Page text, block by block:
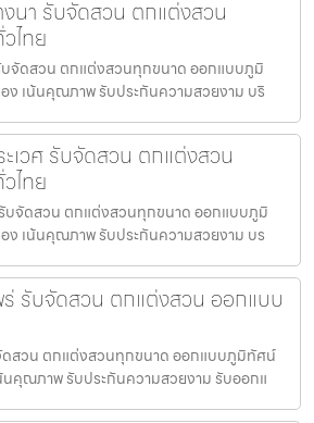
นา รับจัดสวน ตกแต่งสวน
ไทย
จัดสวน ตกแต่งสวนทุกขนาด ออกแบบภูมิ
ง เน้นคุณภาพ รับประกันความสวยงาม บริ
เวศ รับจัดสวน ตกแต่งสวน
ไทย
บจัดสวน ตกแต่งสวนทุกขนาด ออกแบบภูมิ
ง เน้นคุณภาพ รับประกันความสวยงาม บร
รับจัดสวน ตกแต่งสวน ออกแบบ
สวน ตกแต่งสวนทุกขนาด ออกแบบภูมิทัศน์
นคุณภาพ รับประกันความสวยงาม รับออกแ